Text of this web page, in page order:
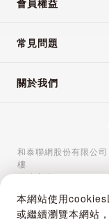
本網站使用cookies
或繼續瀏覽本網站
會員權益
常見問題
關於我們
和泰聯網股份有限公
樓
服務專線：02-5570-
Copyright © 2024
Motor Corporation